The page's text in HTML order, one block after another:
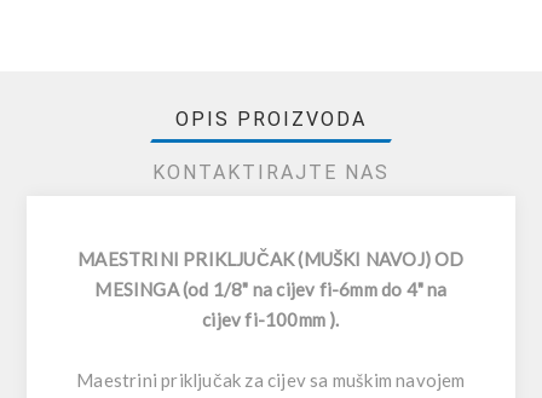
OPIS PROIZVODA
KONTAKTIRAJTE NAS
MAESTRINI PRIKLJUČAK (MUŠKI NAVOJ) OD
MESINGA (od 1/8" na cijev fi-6mm do 4" na
cijev fi-100mm ).
Maestrini priključak za cijev sa muškim navojem